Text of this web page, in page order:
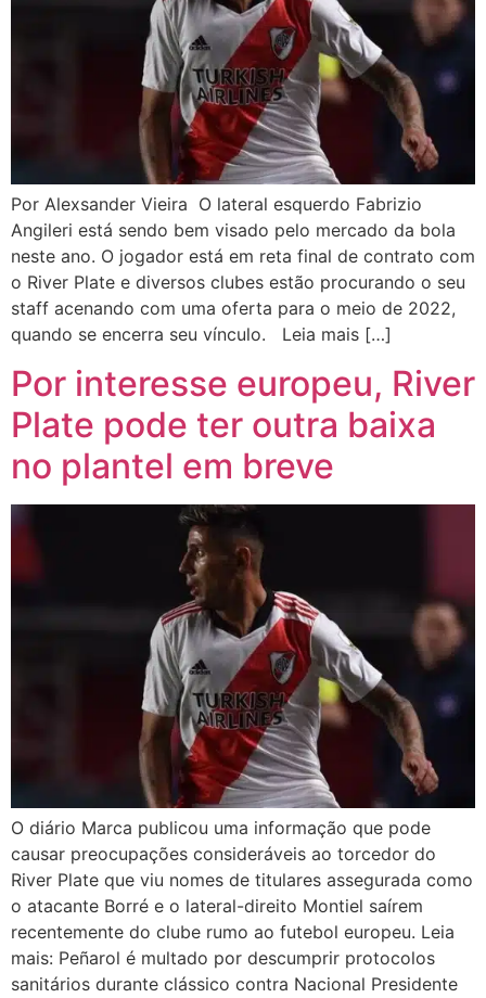
Por Alexsander Vieira O lateral esquerdo Fabrizio
Angileri está sendo bem visado pelo mercado da bola
neste ano. O jogador está em reta final de contrato com
o River Plate e diversos clubes estão procurando o seu
staff acenando com uma oferta para o meio de 2022,
quando se encerra seu vínculo. Leia mais […]
Por interesse europeu, River
Plate pode ter outra baixa
no plantel em breve
O diário Marca publicou uma informação que pode
causar preocupações consideráveis ao torcedor do
River Plate que viu nomes de titulares assegurada como
o atacante Borré e o lateral-direito Montiel saírem
recentemente do clube rumo ao futebol europeu. Leia
mais: Peñarol é multado por descumprir protocolos
sanitários durante clássico contra Nacional Presidente